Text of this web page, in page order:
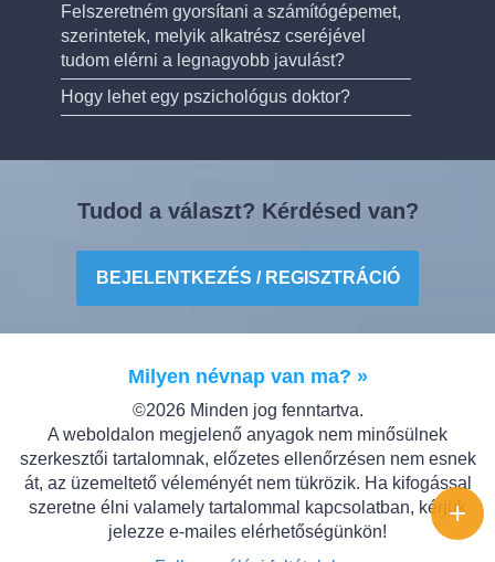
Felszeretném gyorsítani a számítógépemet,
szerintetek, melyik alkatrész cseréjével
tudom elérni a legnagyobb javulást?
Hogy lehet egy pszichológus doktor?
Tudod a választ? Kérdésed van?
BEJELENTKEZÉS / REGISZTRÁCIÓ
Milyen névnap van ma? »
©2026 Minden jog fenntartva.
A weboldalon megjelenő anyagok nem minősülnek
szerkesztői tartalomnak, előzetes ellenőrzésen nem esnek
át, az üzemeltető véleményét nem tükrözik. Ha kifogással
szeretne élni valamely tartalommal kapcsolatban, kérjük
jelezze e-mailes elérhetőségünkön!
+